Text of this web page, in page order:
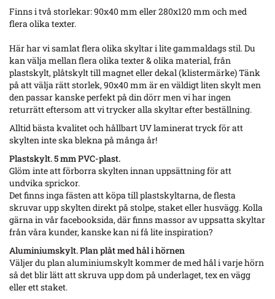
Finns i två storlekar: 90x40 mm eller 280x120 mm och med
flera olika texter.
Här har vi samlat flera olika skyltar i lite gammaldags stil. Du
kan välja mellan flera olika texter & olika material, från
plastskylt, plåtskylt till magnet eller dekal (klistermärke) Tänk
på att välja rätt storlek, 90x40 mm är en väldigt liten skylt men
den passar kanske perfekt på din dörr men vi har ingen
returrätt eftersom att vi trycker alla skyltar efter beställning.
Alltid bästa kvalitet och hållbart UV laminerat tryck för att
skylten inte ska blekna på många år!
Plastskylt. 5 mm PVC-plast.
Glöm inte att förborra skylten innan uppsättning för att
undvika sprickor.
Det finns inga fästen att köpa till plastskyltarna, de flesta
skruvar upp skylten direkt på stolpe, staket eller husvägg. Kolla
gärna in vår facebooksida, där finns massor av uppsatta skyltar
från våra kunder, kanske kan ni få lite inspiration?
Aluminiumskylt. Plan plåt med hål i hörnen
Väljer du plan aluminiumskylt kommer de med hål i varje hörn
så det blir lätt att skruva upp dom på underlaget, tex en vägg
eller ett staket.